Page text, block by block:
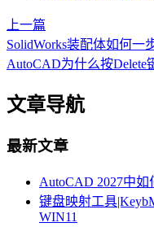
上一篇
SolidWorks装配体如何一
AutoCAD为什么按Delete
文章导航
最新文章
AutoCAD 2027中如
键盘映射工具
WIN11